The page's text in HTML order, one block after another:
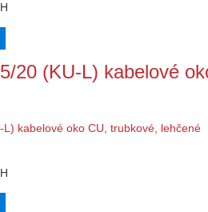
20 (KU-L) kabelové